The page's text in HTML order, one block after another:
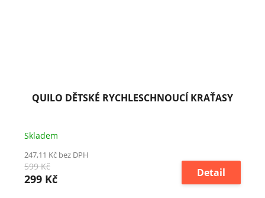
QUILO DĚTSKÉ RYCHLESCHNOUCÍ KRAŤASY
Skladem
247,11 Kč bez DPH
599 Kč
299 Kč Detail